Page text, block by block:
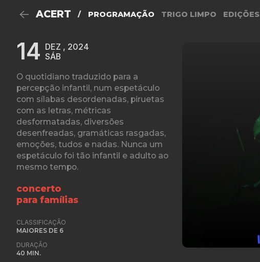
ACERT / PROGRAMAÇÃO TRIGO LIMPO EDIÇÕES
14 DEZ , 2024
SÁB
O quotidiano traduzido para a
percepção infantil, num espetáculo
com sílabas desordenadas, piruetas
com as letras, métricas
desformatadas, diversões
desenfreadas, gramáticas rasgadas,
emoções, tudos e nadas. Nunca um
espetáculo foi tão infantil e adulto ao
mesmo tempo.
concerto
para famílias
CLASSIFICAÇÃO
MAIORES DE 6
DURAÇÃO
40 MIN.